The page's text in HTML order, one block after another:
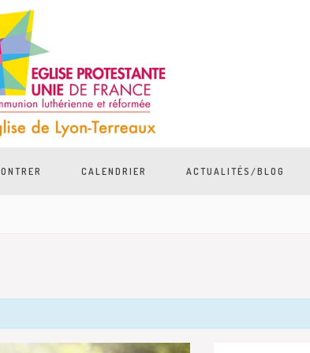
CALENDRIER ACTUALITÉS/BLOG